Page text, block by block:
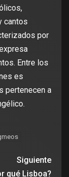
cantos
por
Entre los
es
pertenecen a
Siguiente
qué Lisboa?